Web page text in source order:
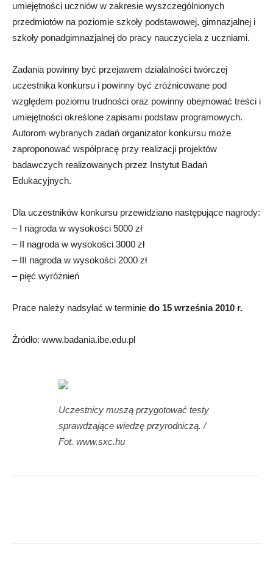
umiejętności uczniów w zakresie wyszczególnionych
przedmiotów na poziomie szkoły podstawowej, gimnazjalnej i
szkoły ponadgimnazjalnej do pracy nauczyciela z uczniami.
Zadania powinny być przejawem działalności twórczej
uczestnika konkursu i powinny być zróżnicowane pod
względem poziomu trudności oraz powinny obejmować treści i
umiejętności określone zapisami podstaw programowych.
Autorom wybranych zadań organizator konkursu może
zaproponować współpracę przy realizacji projektów
badawczych realizowanych przez Instytut Badań
Edukacyjnych.
Dla uczestników konkursu przewidziano następujące nagrody:
– I nagroda w wysokości 5000 zł
– II nagroda w wysokości 3000 zł
– III nagroda w wysokości 2000 zł
– pięć wyróżnień
Prace należy nadsyłać w terminie do 15 września 2010 r.
Źródło: www.badania.ibe.edu.pl
Uczestnicy muszą przygotować testy
sprawdzające wiedzę przyrodniczą. /
Fot. www.sxc.hu